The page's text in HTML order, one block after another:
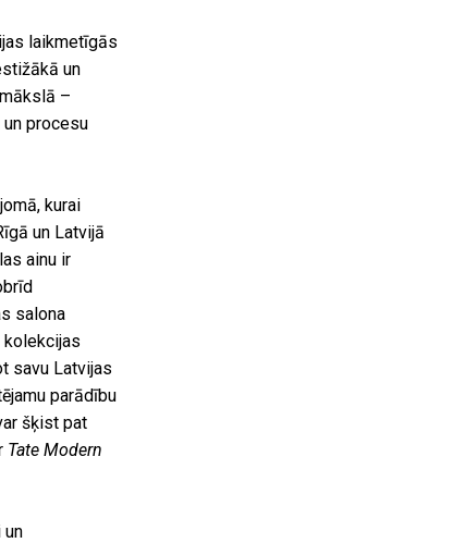
laikmetīgās
un
–
procesu
kurai
un Latvijā
ainu ir
salona
kolekcijas
savu Latvijas
parādību
šķist pat
Tate Modern
un